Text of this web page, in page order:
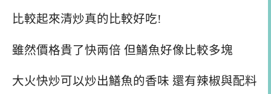
比較起來清炒真的比較好吃!
雖然價格貴了快兩倍 但鱔魚好像比較多塊
大火快炒可以炒出鱔魚的香味 還有辣椒與配料